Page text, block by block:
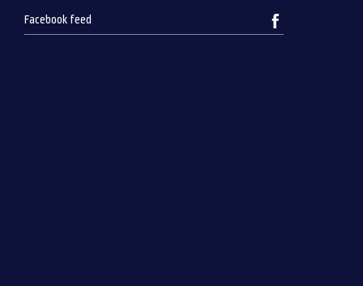
Facebook feed